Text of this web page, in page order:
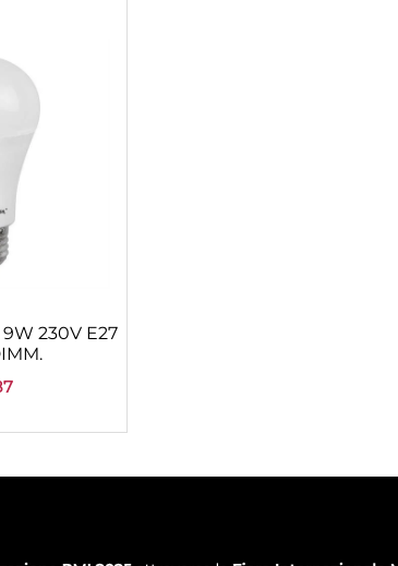
230V E27